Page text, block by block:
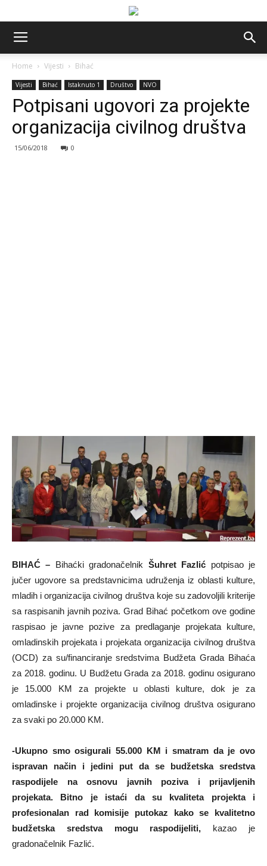
Home Vijesti Bihać
Vijesti Bihać Istaknuto 1 Društvo NVO
Potpisani ugovori za projekte
organizacija civilnog društva
15/06/2018 0
BIHAĆ – Bihaćki gradonačelnik Šuhret Fazlić potpisao je
jučer ugovore sa predstavnicima udruženja iz oblasti kulture,
mladih i organizacija civilnog društva koje su zadovoljili kriterije
sa raspisanih javnih poziva. Grad Bihać početkom ove godine
raspisao je javne pozive za predlaganje projekata kulture,
omladinskih projekata i projekata organizacija civilnog društva
(OCD) za su/financiranje sredstvima Budžeta Grada Bihaća
za 2018. godinu. U Budžetu Grada za 2018. godinu osigurano
je 15.000 KM za projekte u oblasti kulture, dok je za
omladinske i projekte organizacija civilnog društva osigurano
za svaki po 20.000 KM.
-Ukupno smo osigurali 55.000 KM i smatram da je ovo
ispravan način i jedini put da se budžetska sredstva
raspodijele na osnovu javnih poziva i prijavljenih
projekata. Bitno je istaći da su kvaliteta projekta i
profesionalan rad komisije putokaz kako se kvalitetno
budžetska sredstva mogu raspodijeliti, kazao je
gradonačelnik Fazlić.